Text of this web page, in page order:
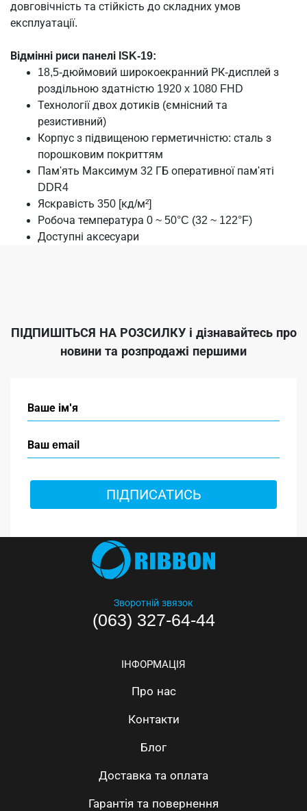
довговічність та стійкість до складних умов
експлуатації.
Відмінні риси панелі ISK-19:
18,5-дюймовий широкоекранний РК-дисплей з
роздільною здатністю 1920 x 1080 FHD
Технології двох дотиків (ємнісний та
резистивний)
Корпус з підвищеною герметичністю: сталь з
порошковим покриттям
Пам'ять Максимум 32 ГБ оперативної пам'яті
DDR4
Яскравість 350 [кд/м²]
Робоча температура 0 ~ 50°C (32 ~ 122°F)
Доступні аксесуари
ПІДПИШІТЬСЯ НА РОЗСИЛКУі дізнавайтесь про
новини та розпродажі першими
ПІДПИСАТИСЬ
Зворотній звязок
(063) 327-64-44
ІНФОРМАЦІЯ
Про нас
Контакти
Блог
Доставка та оплата
Гарантія та повернення